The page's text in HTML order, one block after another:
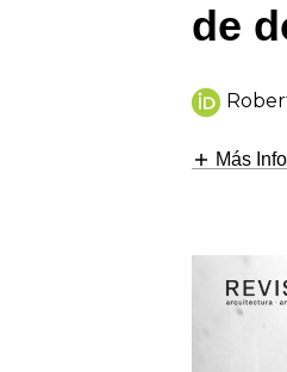
de
Más